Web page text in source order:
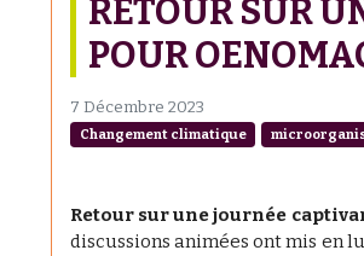
RETOUR SUR
POUR
7 Décembre 2023
Changement climatique
Retour sur une journée
discussions animées ont mis en